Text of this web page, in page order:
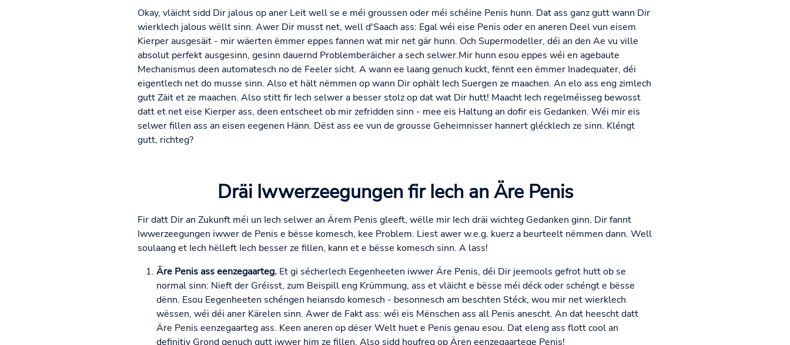
Okay, vläicht sidd Dir jalous op aner Leit well se e méi groussen oder méi schéine Penis hunn. Dat ass ganz gutt wann Dir
wierklech jalous wëllt sinn. Awer Dir musst net, well d'Saach ass: Egal wéi eise Penis oder en aneren Deel vun eisem
Kierper ausgesäit - mir wäerten ëmmer eppes fannen wat mir net gär hunn. Och Supermodeller, déi an den Ae vu ville
absolut perfekt ausgesinn, gesinn dauernd Problemberäicher a sech selwer.Mir hunn esou eppes wéi en agebaute
Mechanismus deen automatesch no de Feeler sicht. A wann ee laang genuch kuckt, fënnt een ëmmer Inadequater, déi
eigentlech net do musse sinn. Also et hält nëmmen op wann Dir ophält Iech Suergen ze maachen. An elo ass eng zimlech
gutt Zäit et ze maachen. Also stitt fir Iech selwer a besser stolz op dat wat Dir hutt! Maacht Iech regelméisseg bewosst
datt et net eise Kierper ass, deen entscheet ob mir zefridden sinn - mee eis Haltung an dofir eis Gedanken. Wéi mir eis
selwer fillen ass an eisen eegenen Hänn. Dëst ass ee vun de grousse Geheimnisser hannert glécklech ze sinn. Kléngt
gutt, richteg?
Dräi Iwwerzeegungen fir Iech an Äre Penis
Fir datt Dir an Zukunft méi un Iech selwer an Ärem Penis gleeft, wëlle mir Iech dräi wichteg Gedanken ginn. Dir fannt
Iwwerzeegungen iwwer de Penis e bësse komesch, kee Problem. Liest awer w.e.g. kuerz a beurteelt nëmmen dann. Well
soulaang et Iech hëlleft Iech besser ze fillen, kann et e bësse komesch sinn. A lass!
Äre Penis ass eenzegaarteg.Et gi sécherlech Eegenheeten iwwer Äre Penis, déi Dir jeemools gefrot hutt ob se
normal sinn: Nieft der Gréisst, zum Beispill eng Krümmung, ass et vläicht e bësse méi déck oder schéngt e bësse
dënn. Esou Eegenheeten schéngen heiansdo komesch - besonnesch am beschten Stéck, wou mir net wierklech
wëssen, wéi déi aner Kärelen sinn. Awer de Fakt ass: wéi eis Mënschen ass all Penis anescht. An dat heescht datt
Äre Penis eenzegaarteg ass. Keen aneren op dëser Welt huet e Penis genau esou. Dat eleng ass flott cool an
definitiv Grond genuch gutt iwwer him ze fillen. Also sidd houfreg op Ären eenzegaartege Penis!